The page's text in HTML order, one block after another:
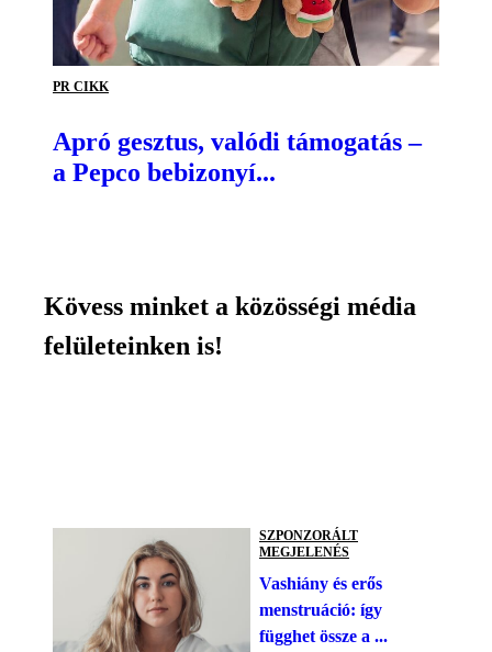
PR CIKK
Apró gesztus, valódi támogatás –
a Pepco bebizonyí...
Kövess minket a közösségi média
felületeinken is!
SZPONZORÁLT
MEGJELENÉS
Vashiány és erős
menstruáció: így
függhet össze a ...